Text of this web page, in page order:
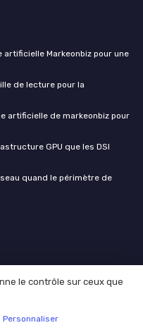
artificielle Markeonbiz pour une
de lecture pour la
artificielle de markeonbiz pour
GPU que les DSI
quand le périmètre de
2026
le contrôle sur ceux que
Personnaliser